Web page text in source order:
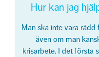
Hur kan jag
Man ska inte vara
även om man
krisarbete. I det första